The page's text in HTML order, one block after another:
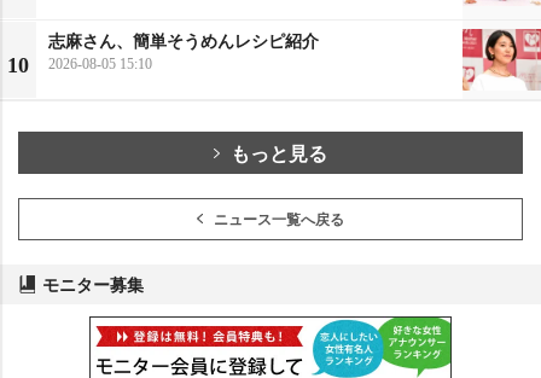
10
志麻さん、簡単そうめんレシピ紹介
2026-08-05 15:10
もっと見る
ニュース一覧へ戻る
モニター募集